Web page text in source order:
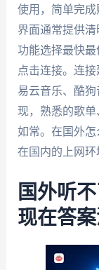
使用，简单完
界面通常提供
功能选择最快最
点击连接。连
易云音乐、酷
现，熟悉的歌
如常。在国外
在国内的上网环
国外听
现在答